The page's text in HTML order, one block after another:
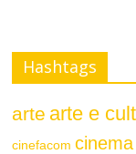
Hashtags
arte arte e
cinefacom cinema